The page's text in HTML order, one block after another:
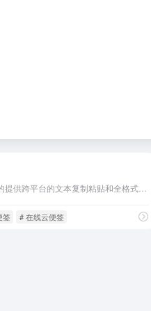
签 # 在线云便签